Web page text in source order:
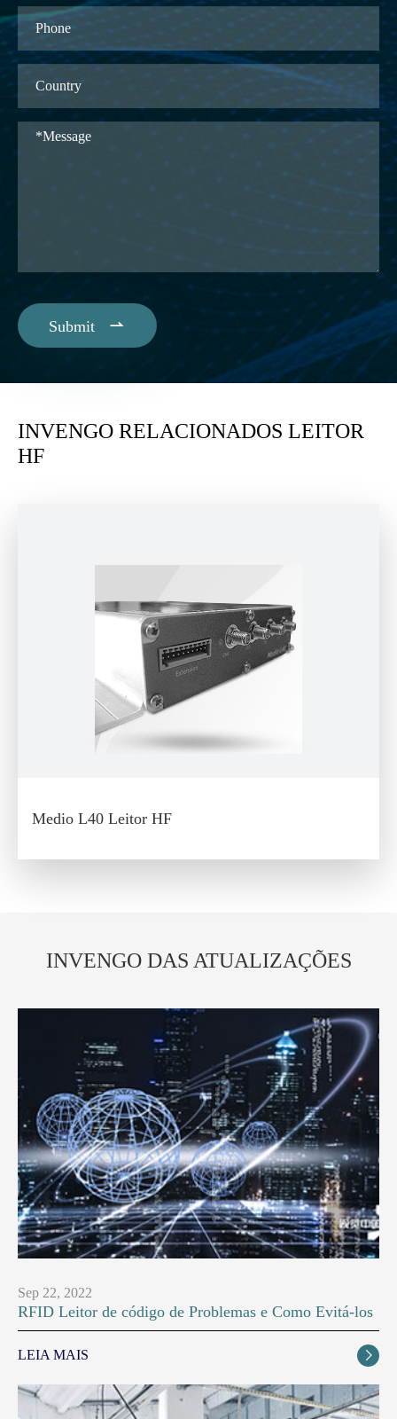
Submit 
INVENGO RELACIONADOS LEITOR
HF
Medio L40 Leitor HF
INVENGO DAS ATUALIZAÇÕES
Sep 22, 2022
RFID Leitor de código de Problemas e Como Evitá-los
LEIA MAIS 